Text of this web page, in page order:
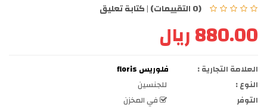
(0 التقييمات) |كتابة تعليق
880.00 ريال
العلامة التجارية :
فلوريس floris
النوع :
للجنسين
التوفر
في المخزن